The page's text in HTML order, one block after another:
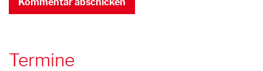
Termine